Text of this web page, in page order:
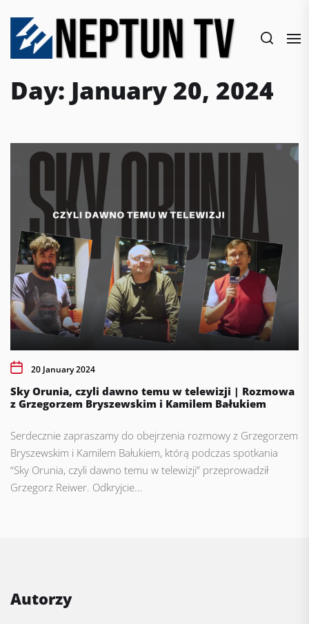
content
Day: January 20, 2024
20 January 2024
Sky Orunia, czyli dawno temu w telewizji | Rozmowa
z Grzegorzem Bryszewskim i Kamilem Bałukiem
Serdecznie zapraszamy do obejrzenia rozmowy z Grzegorzem
Bryszewskim i Kamilem Bałukiem, którą podczas spotkania
“Sky Orunia, czyli dawno temu w telewizji” przeprowadził
Grzegorz Reiwer. Odkryjcie...
Autorzy